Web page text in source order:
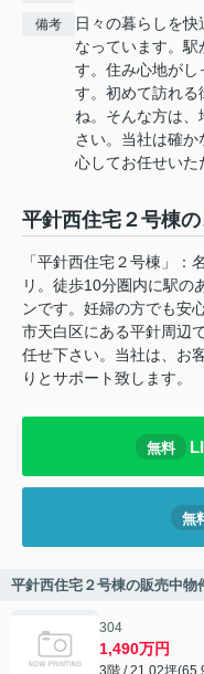
備考
日々の暮らしを
なっています。
す。住み心地がし
す。初めて訪れる
ね。そんな方は
さい。当社は確
心してお任せいた
平針西住宅２号棟
「平針西住宅２号棟」：
リ。徒歩10分圏内に駅の
ンです。妊婦の方でも安
市天白区にある平針周辺
任せ下さい。当社は、お
りとサポート致します。
無料
無
平針西住宅２号棟の販売中物
304
1,490万円
3階 / 21.02坪